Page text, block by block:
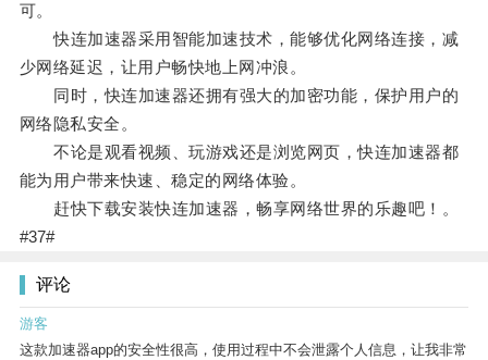
可。
快连加速器采用智能加速技术，能够优化网络连接，减
少网络延迟，让用户畅快地上网冲浪。
同时，快连加速器还拥有强大的加密功能，保护用户的
网络隐私安全。
不论是观看视频、玩游戏还是浏览网页，快连加速器都
能为用户带来快速、稳定的网络体验。
赶快下载安装快连加速器，畅享网络世界的乐趣吧！。
#37#
评论
游客
这款加速器app的安全性很高，使用过程中不会泄露个人信息，让我非常